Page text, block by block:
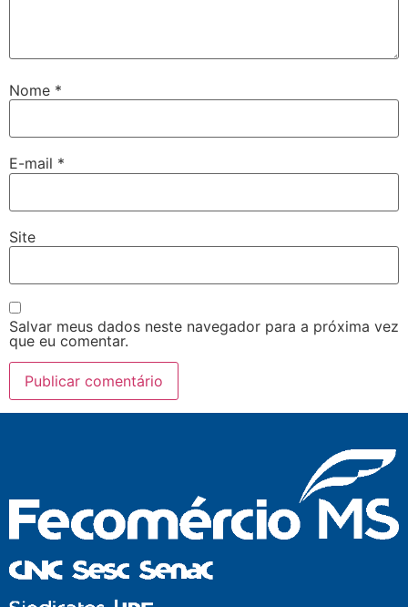
Nome *
E-mail *
Site
Salvar meus dados neste navegador para a próxima vez
que eu comentar.